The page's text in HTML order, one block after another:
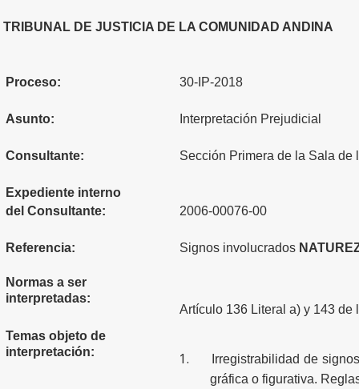
TRIBUNAL DE JUSTICIA DE LA COMUNIDAD ANDINA
Proceso: 30-IP-2018
Asunto: Interpretación Prejudicial
Consultante: Sección Primera de la Sala
Expediente interno
del Consultante:
2006-00076-00
Referencia: Signos involucrados
Normas a ser
interpretadas:
Artículo 136 Literal a) y 143 de
Temas objeto de
interpretación:
1. Irregistrabilidad de
gráfica o figurativa.